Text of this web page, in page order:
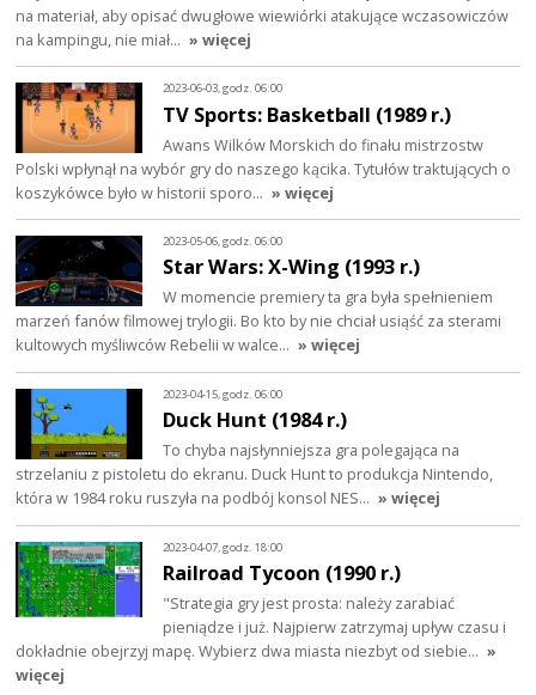
na materiał, aby opisać dwugłowe wiewiórki atakujące wczasowiczów
na kampingu, nie miał… » więcej
2023-06-03, godz. 06:00
TV Sports: Basketball (1989 r.)
Awans Wilków Morskich do finału mistrzostw
Polski wpłynął na wybór gry do naszego kącika. Tytułów traktujących o
koszykówce było w historii sporo… » więcej
2023-05-06, godz. 06:00
Star Wars: X-Wing (1993 r.)
W momencie premiery ta gra była spełnieniem
marzeń fanów filmowej trylogii. Bo kto by nie chciał usiąść za sterami
kultowych myśliwców Rebelii w walce… » więcej
2023-04-15, godz. 06:00
Duck Hunt (1984 r.)
To chyba najsłynniejsza gra polegająca na
strzelaniu z pistoletu do ekranu. Duck Hunt to produkcja Nintendo,
która w 1984 roku ruszyła na podbój konsol NES… » więcej
2023-04-07, godz. 18:00
Railroad Tycoon (1990 r.)
"Strategia gry jest prosta: należy zarabiać
pieniądze i już. Najpierw zatrzymaj upływ czasu i
dokładnie obejrzyj mapę. Wybierz dwa miasta niezbyt od siebie… »
więcej